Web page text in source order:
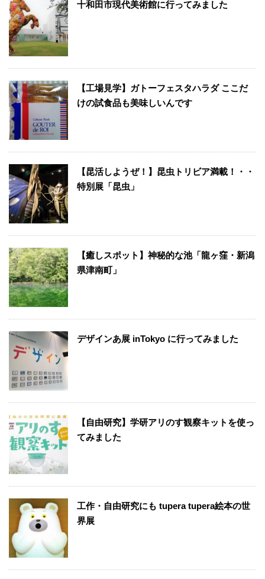
十和田市現代美術館に行ってみました
【工場見学】ガトーフェスタハラダ ここだ
けの試食品も美味しいんです
【昆活しようぜ！】昆虫トリビア満載！・・
特別展「昆虫」
【癒しスポット】神秘的な池「龍ヶ窪・新潟
県津南町」
デザインあ展 inTokyo に行ってみました
【自由研究】学研アリのす観察キットを使っ
てみました
工作・自由研究にも tupera tupera絵本の世
界展